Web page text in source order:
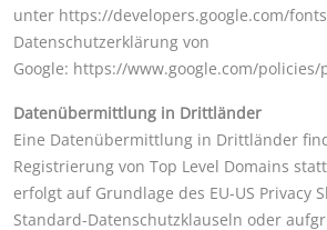
unter https://developers.google.com/
Datenschutzerklärung von
Google: https://www.google.com/policies/
Datenübermittlung in Drittländer
Eine Datenübermittlung in Drittländer
Registrierung von Top Level Domains
erfolgt auf Grundlage des EU-US Privacy
Standard-Datenschutzklauseln oder